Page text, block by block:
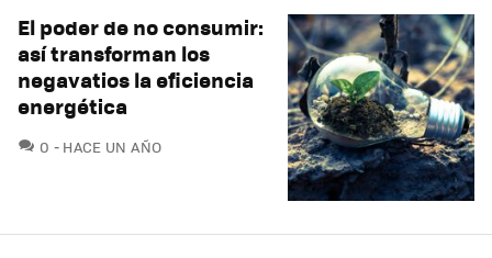
El poder de no consumir:
así transforman los
negavatios la eficiencia
energética
0 COMENTARIOS
HACE UN AÑO